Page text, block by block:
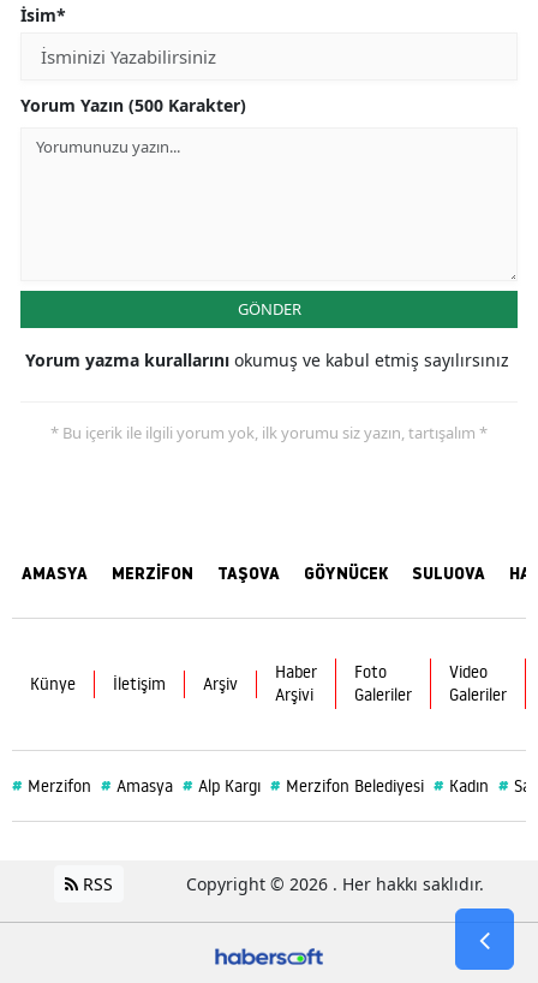
İsim*
Yorum Yazın (500 Karakter)
GÖNDER
Yorum yazma kurallarını okumuş ve kabul etmiş sayılırsınız
* Bu içerik ile ilgili yorum yok, ilk yorumu siz yazın, tartışalım *
AMASYA MERZİFON TAŞOVA GÖYNÜCEK SULUOVA
Künye İletişim Arşiv
Haber
Arşivi
Foto
Galeriler
Video
Galeriler
# Merzifon # Amasya # Alp Kargı # Merzifon Belediyesi # Kadın #
RSS Copyright © 2026 . Her hakkı saklıdır.